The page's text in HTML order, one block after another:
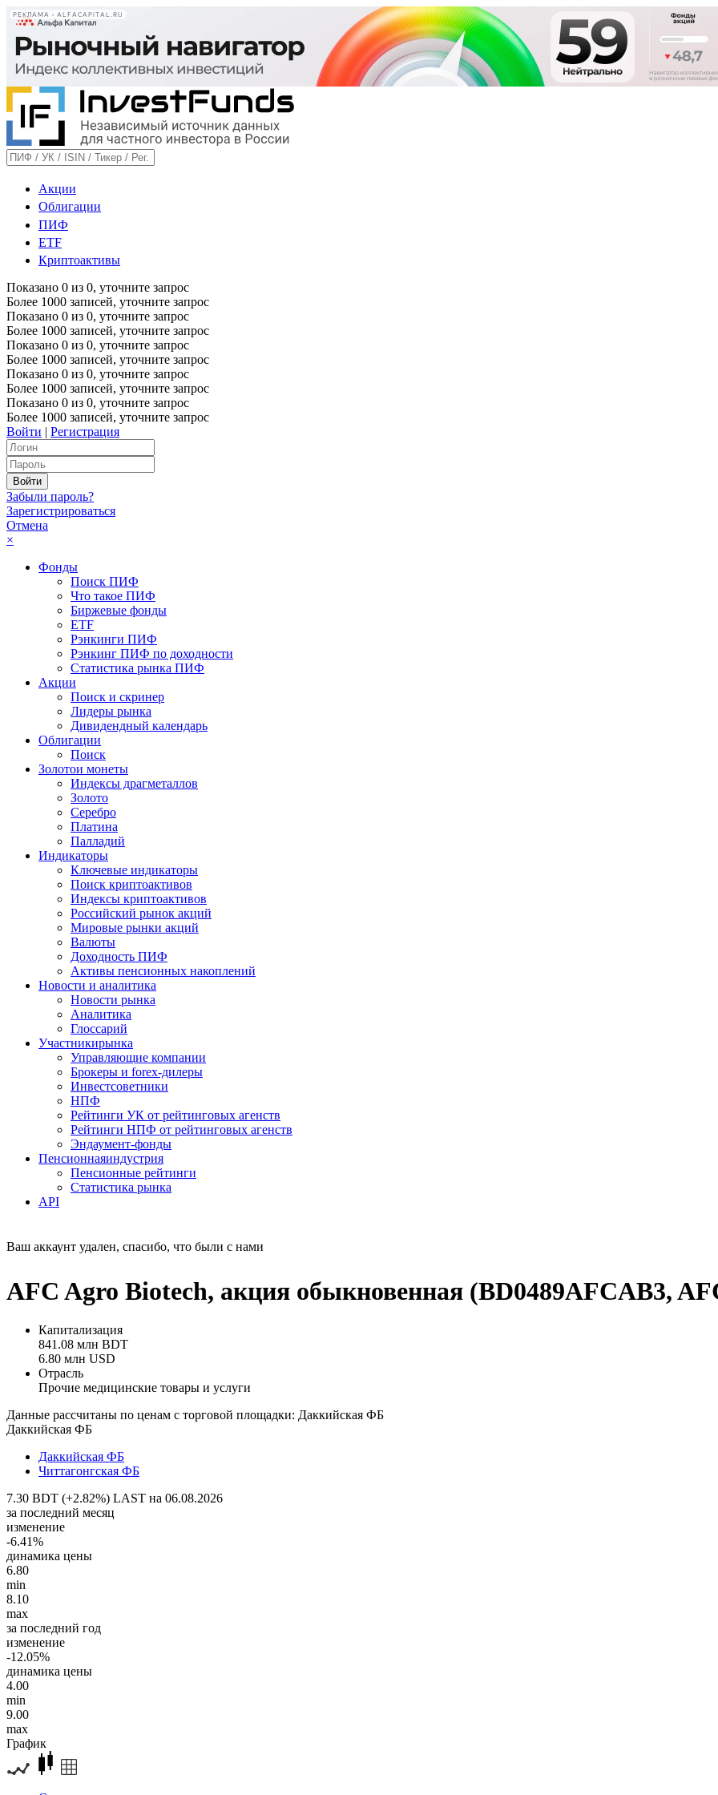
РЕКЛАМА • ALFACAPITAL.RU
Акции
Облигации
ПИФ
ETF
Криптоактивы
Показано 0 из 0, уточните запрос
Более 1000 записей, уточните запрос
Показано 0 из 0, уточните запрос
Более 1000 записей, уточните запрос
Показано 0 из 0, уточните запрос
Более 1000 записей, уточните запрос
Показано 0 из 0, уточните запрос
Более 1000 записей, уточните запрос
Показано 0 из 0, уточните запрос
Более 1000 записей, уточните запрос
Войти | Регистрация
Забыли пароль?
Зарегистрироваться
Отмена
×
Фонды
Поиск ПИФ
Что такое ПИФ
Биржевые фонды
ETF
Рэнкинги ПИФ
Рэнкинг ПИФ по доходности
Статистика рынка ПИФ
Акции
Поиск и скринер
Лидеры рынка
Дивидендный календарь
Облигации
Поиск
Золотои монеты
Индексы драгметаллов
Золото
Серебро
Платина
Палладий
Индикаторы
Ключевые индикаторы
Поиск криптоактивов
Индексы криптоактивов
Российский рынок акций
Мировые рынки акций
Валюты
Доходность ПИФ
Активы пенсионных накоплений
Новости и аналитика
Новости рынка
Аналитика
Глоссарий
Участникирынка
Управляющие компании
Брокеры и forex-дилеры
Инвестсоветники
НПФ
Рейтинги УК от рейтинговых агенств
Рейтинги НПФ от рейтинговых агенств
Эндаумент-фонды
Пенсионнаяиндустрия
Пенсионные рейтинги
Статистика рынка
API
Ваш аккаунт удален, спасибо, что были с нами
AFC Agro Biotech, акция обыкновенная (BD0489AFCAB3,
Капитализация
841.08 млн BDT
6.80 млн USD
Отрасль
Прочие медицинские товары и услуги
Данные рассчитаны по ценам с торговой площадки: Даккийская ФБ
Даккийская ФБ
Даккийская ФБ
Читтагонгская ФБ
7.30 BDT (+2.82%) LAST на 06.08.2026
за последний месяц
изменение
-6.41%
динамика цены
6.80
min
8.10
max
за последний год
изменение
-12.05%
динамика цены
4.00
min
9.00
max
График